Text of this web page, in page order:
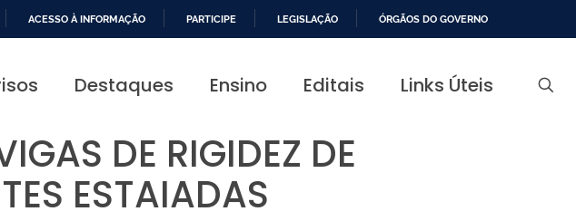
ACESSO À INFORMAÇÃO PARTICIPE LEGISLAÇÃO ÓRGÃOS DO GOVERNO
Destaques Ensino Editais Links Úteis
DE RIGIDEZ DE
ESTAIADAS